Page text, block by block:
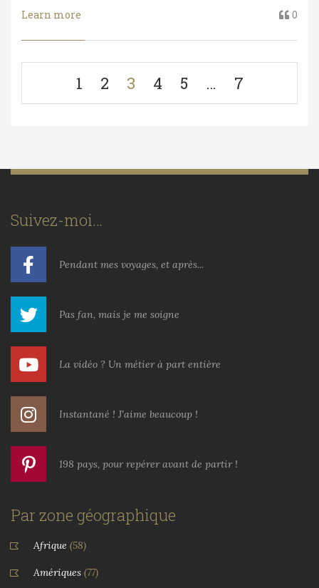
Learn more 0
1 2 3 4 5 … 7
Suivez-moi…
Pendant mes voyages, et après...
Pas fan, mais je me soigne
La vidéo ? Un métier à part entière
Instantané ! J'aime beaucoup !
198 pays, pour repérer avant de partir !
Par zone géographique
Afrique (58)
Amériques (77)